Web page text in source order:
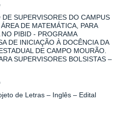
SUPERVISORES DO CAMPUS
DE MATEMÁTICA, PARA
PIBID - PROGRAMA
DE INICIAÇÃO À DOCÊNCIA DA
DE CAMPO MOURÃO.
SUPERVISORES BOLSISTAS –
de Letras – Inglês – Edital